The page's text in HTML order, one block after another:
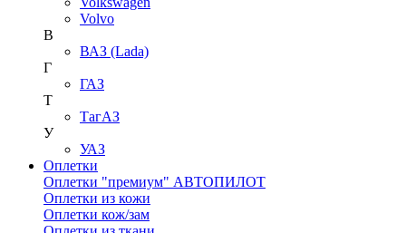
Volvo
В
ВАЗ (Lada)
Г
ГАЗ
Т
ТагАЗ
У
УАЗ
Оплетки
Оплетки "премиум" АВТОПИЛОТ
Оплетки из кожи
Оплетки кож/зам